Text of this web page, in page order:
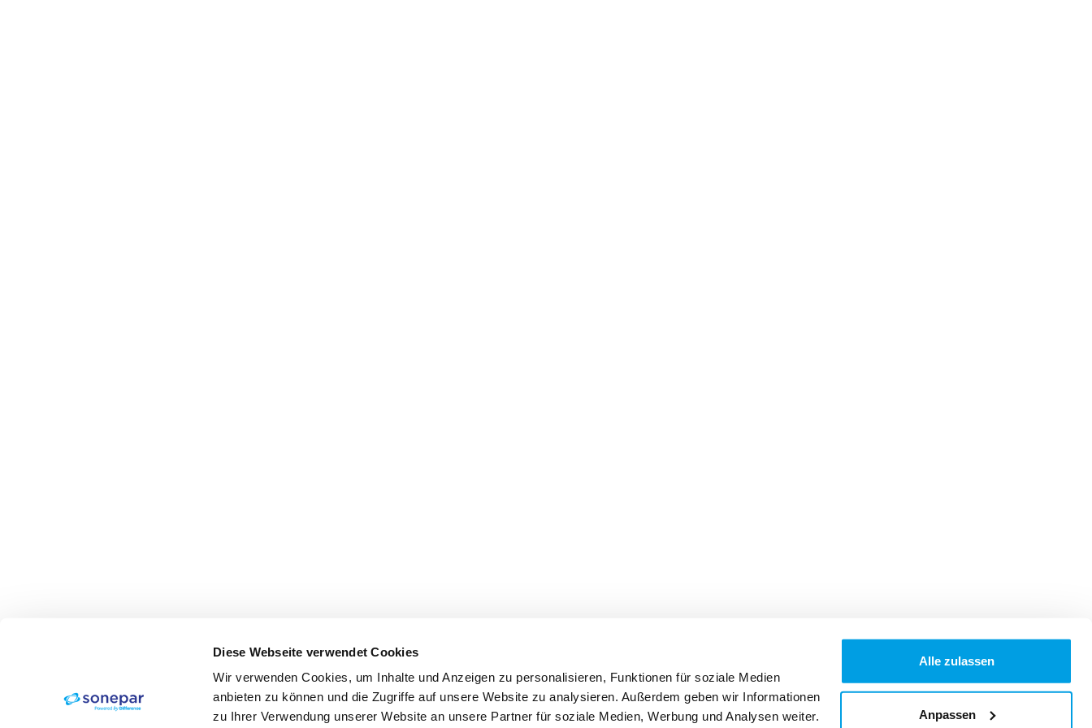
Diese Webseite verwendet Cookies
Wir verwenden Cookies, um Inhalte und Anzeigen zu personalisieren, Funktionen für soziale Medien
anbieten zu können und die Zugriffe auf unsere Website zu analysieren. Außerdem geben wir Informationen
zu Ihrer Verwendung unserer Website an unsere Partner für soziale Medien, Werbung und Analysen weiter.
Alle zulassen
Anpassen